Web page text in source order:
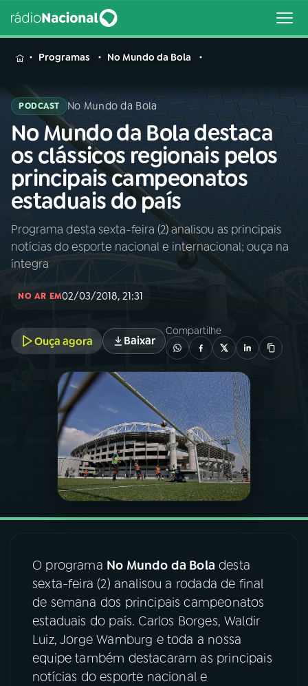
MENU
Buscar
na
Rádio
Nacional
Buscar
AO VIVO
01 INÍCIO
02A RÁDIO
03PROGRAMAÇÃO
PROGRAMAS
PODCASTS
VIDEOCASTS
07ÚLTIMAS
08FESTIVAL DE MÚSICA
ACOMPANHE A RÁDIO NACIONAL
YouTube Facebook
Instagram X
Programas No Mundo da Bola
PODCAST No Mundo da Bola
No Mundo da Bola destaca
os clássicos regionais pelos
principais campeonatos
estaduais do país
Programa desta sexta-feira (2) analisou as principais
notícias do esporte nacional e internacional; ouça na
íntegra
NO AR EM02/03/2018, 21:31
Ouça agora Baixar
Compartilhe
O programa No Mundo da Bola desta
sexta-feira (2) analisou a rodada de final
de semana dos principais campeonatos
estaduais do país. Carlos Borges, Waldir
Luiz, Jorge Wamburg e toda a nossa
equipe também destacaram as principais
notícias do esporte nacional e